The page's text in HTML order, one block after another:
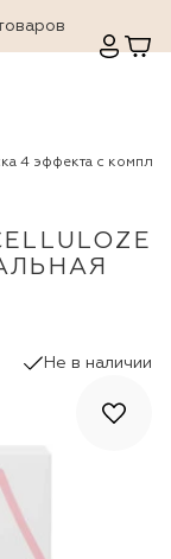
4 эффекта с
Не в наличии